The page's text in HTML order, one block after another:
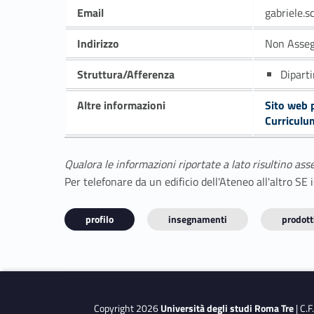
Email
Indirizzo
Non
Struttura/Afferenza
Altre informazioni
Sito web
Qualora le informazioni riportate a lato risultino
Per telefonare da un edificio dell'Ateneo all'altro
profilo insegnamenti
Copyright 2026Università degli studi Roma Tre|